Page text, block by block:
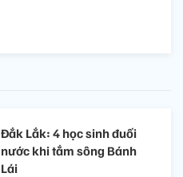
Đắk Lắk: 4 học sinh đuối
nước khi tắm sông Bánh
Lái